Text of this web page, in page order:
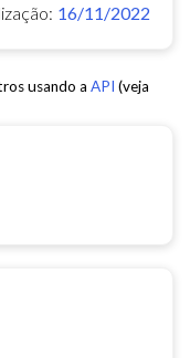
16/11/2022
usando a API (veja